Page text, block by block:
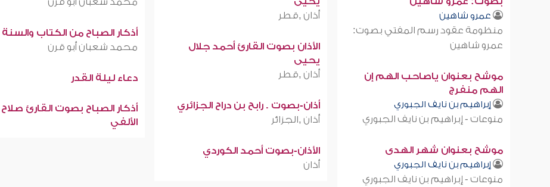
عمرو شاهين
منظومة عقود رسم المفتي بصوت:
عمرو شاهين
موشح بعنوان ياصاحب الهم إن
الهم منفرج
إبراهيم بن نايف الجبوري
منوعات - إبراهيم بن نايف الجبوري
موشح بعنوان شهر الهدى
إبراهيم بن نايف الجبوري
منوعات - إبراهيم بن نايف الجبوري
أذان ,قطر
الأذان بصوت القارئ أحمد جلال
يحيى
أذان ,قطر
أذان-بصوت . رابح بن دراح الجزائري
أذان ,الجزائر
الأذان-بصوت أحمد الكوردي
أذان
أذكار الصباح من الكتاب والسنة
محمد شعبان أبو قرن
دعاء ليلة القدر
أذكار الصباح بصوت القارئ صلاح
الألفي